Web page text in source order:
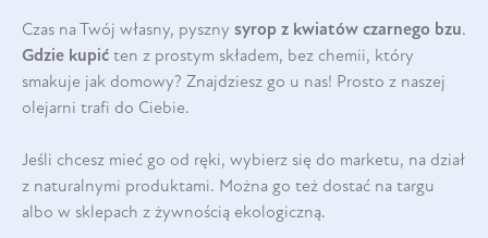
Czas na Twój własny, pyszny syrop z kwiatów czarnego bzu.
Gdzie kupić ten z prostym składem, bez chemii, który
smakuje jak domowy? Znajdziesz go u nas! Prosto z naszej
olejarni trafi do Ciebie.
Jeśli chcesz mieć go od ręki, wybierz się do marketu, na dział
z naturalnymi produktami. Można go też dostać na targu
albo w sklepach z żywnością ekologiczną.